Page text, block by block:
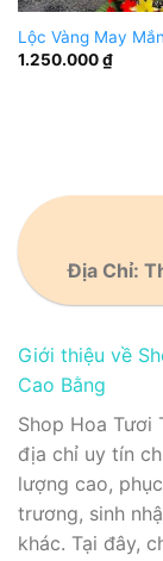
Lộc Vàng May Mắn
1.250.000₫
Địa Chỉ:
Giới thiệu về
Cao Bằng
Shop Hoa Tươi
địa chỉ uy tín
lượng cao,
trương, sinh
khác. Tại đây,